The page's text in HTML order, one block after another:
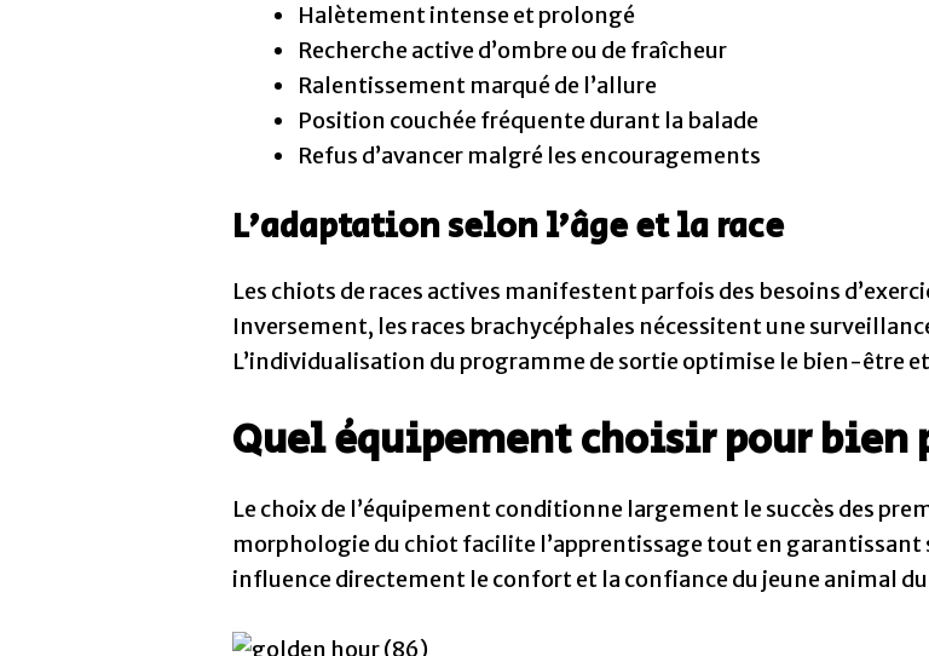
Halètement intense et prolongé
Recherche active d’ombre ou de fraîcheur
Ralentissement marqué de l’allure
Position couchée fréquente durant la balade
Refus d’avancer malgré les encouragements
L’adaptation selon l’âge et la race
Les chiots de races actives manifestent parfois des besoins
Inversement, les races brachycéphales nécessitent une
L’individualisation du programme de sortie optimise le bien-être
Quel équipement choisir pour bien
Le choix de l’équipement conditionne largement le succès des
morphologie du chiot facilite l’apprentissage tout en garantissant
influence directement le confort et la confiance du jeune animal